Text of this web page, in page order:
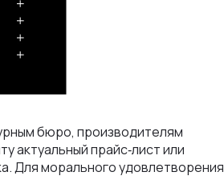
бюро, производителям
актуальный прайс‑лист или
Для морального удовлетворения